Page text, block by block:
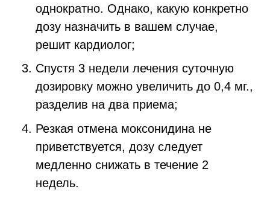
однократно. Однако, какую конкретно
дозу назначить в вашем случае,
решит кардиолог;
Спустя 3 недели лечения суточную
дозировку можно увеличить до 0,4 мг.,
разделив на два приема;
Резкая отмена моксонидина не
приветствуется, дозу следует
медленно снижать в течение 2
недель.